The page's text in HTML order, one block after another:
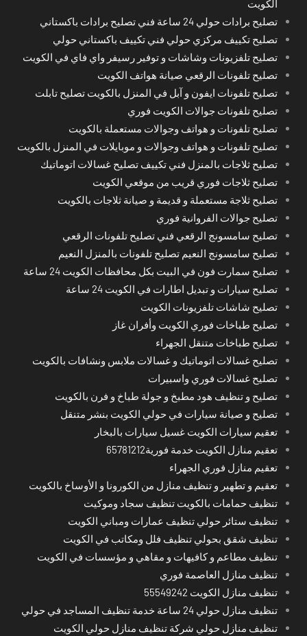
الكويت
تصليح برادات حولي 24 ساعة فني تصليح برادات باكستاني
تصليح تكييف مركزي حولي فني تكييف باكستاني حولي
تصليح تلفزيونات وشاشات و توفير رسيفر واي فاي في الكويت
تصليح تلفونات الرقعي صيانة هواتف الكويت
تصليح تلفونات ايفون و آبل في المنزل بالكويت تصليح تابلت
تصليح تلفونات جوالات الكويت فوري
تصليح تلفونات و هواتف وجوالات مستعملة بالكويت
تصليح تلفونات و هواتف وجوالات و موبايلات في المنزل بالكويت
تصليح ثلاجات بالمنزل فني تكييف تصليح غسالات اتوماتيك
تصليح ثلاجات فوري قريب من موقعي الكويت
تصليح ثلاجة مستعملة و قديمة و صيانة ثلاجات بالكويت
تصليح جوالات الفروانية فوري
تصليح سامسونج الرقعي فني تصليح تلفونات الرقعي
تصليح سامسونج النعيم تصليح تلفونات بالمنزل النعيم
تصليح سمارت فون في البيت بكل محافظات الكويت 24 ساعة
تصليح سيارات و تبديل اطارات في الكويت 24 ساعة
تصليح شاشات تلفزيونات الكويت
تصليح طباخات فوري الكويت وأفران غاز
تصليح طباخات متنقل الجهراء
تصليح غسالات اتوماتيك و غسالات ملابس ونشافات بالكويت
تصليح غسالات فوري واسبيرات
تصليح و تنظيف هود مطبخ و جولة طباخ و فرن بالكويت
تصليح و صيانة سيارات في حولي الكويت بنشر متنقل
تعقيم سيارات الكويت غسيل سيارات بالبخار
تعقيم منازل الكويت خدمة فورية65781212
تعقيم منازل فوري الجهراء
تعقيم و تطهير و تنظيف منازل من الكورونا و الأوساخ بالكويت
تنظيف حمامات بالكويت تنظيف سجاد وموكيت
تنظيف ستائر حولي تنظيف عمارات ومباني الكويت
تنظيف شقق بحولي تنظيف فلل ومكاتب في الكويت
تنظيف مطاعم و كافيهات و مقاهي و مؤسسات في الكويت
تنظيف منازل العاصمة فوري
تنظيف منازل الكويت 55549242
تنظيف منازل حولي 24 ساعة خدمة تنظيف المساجد في حولي
تنظيف منازل حولي شركة تنظيف منازل حولي الكويت